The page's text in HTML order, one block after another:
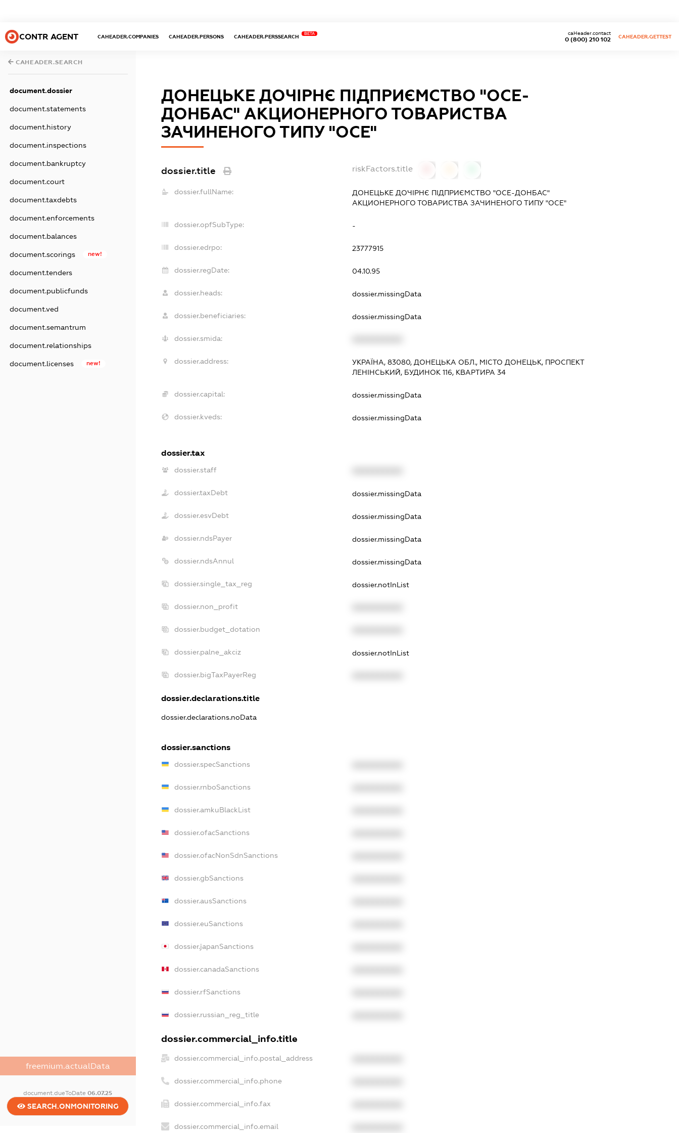
CONTR AGENT CAHEADER.COMPANIES CAHEADER.PERSONS CAHEADER.PERSSEARCH
BETA
0 (800) 210 102
caHeader.contact
CAHEADER.GETTEST
CAHEADER.SEARCH
document.dossier
document.statements
document.history
document.inspections
document.bankruptcy
document.court
document.taxdebts
document.enforcements
document.balances
document.scorings new!
document.tenders
document.publicfunds
document.ved
document.semantrum
document.relationships
document.licenses new!
freemium.actualData
document.dueToDate06.07.25
SEARCH.ONMONITORING
ДОНЕЦЬКЕ ДОЧІРНЄ ПІДПРИЄМСТВО "ОСЕ-
ДОНБАС" АКЦИОНЕРНОГО ТОВАРИСТВА
ЗАЧИНЕНОГО ТИПУ "ОСЕ"
dossier.title riskFactors.title
dossier.fullName:
ДОНЕЦЬКЕ ДОЧІРНЄ ПІДПРИЄМСТВО "ОСЕ-ДОНБАС"
АКЦИОНЕРНОГО ТОВАРИСТВА ЗАЧИНЕНОГО ТИПУ "ОСЕ"
dossier.opfSubType: -
dossier.edrpo: 23777915
dossier.regDate: 04.10.95
dossier.heads: dossier.missingData
dossier.beneficiaries: dossier.missingData
dossier.smida:
dossier.address:
УКРАЇНА, 83080, ДОНЕЦЬКА ОБЛ., МІСТО ДОНЕЦЬК, ПРОСПЕКТ
ЛЕНІНСЬКИЙ, БУДИНОК 116, КВАРТИРА 34
dossier.capital: dossier.missingData
dossier.kveds: dossier.missingData
dossier.tax
dossier.staff
dossier.taxDebt dossier.missingData
dossier.esvDebt dossier.missingData
dossier.ndsPayer dossier.missingData
dossier.ndsAnnul dossier.missingData
dossier.single_tax_reg dossier.notInList
dossier.non_profit
dossier.budget_dotation
dossier.palne_akciz dossier.notInList
dossier.bigTaxPayerReg
dossier.declarations.title
dossier.declarations.noData
dossier.sanctions
dossier.specSanctions
dossier.rnboSanctions
dossier.amkuBlackList
dossier.ofacSanctions
dossier.ofacNonSdnSanctions
dossier.gbSanctions
dossier.ausSanctions
dossier.euSanctions
dossier.japanSanctions
dossier.canadaSanctions
dossier.rfSanctions
dossier.russian_reg_title
dossier.commercial_info.title
dossier.commercial_info.postal_address
dossier.commercial_info.phone
dossier.commercial_info.fax
dossier.commercial_info.email